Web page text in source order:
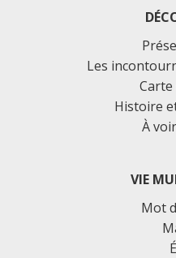
Les
Carte
Histoire
À
VIE
Mot